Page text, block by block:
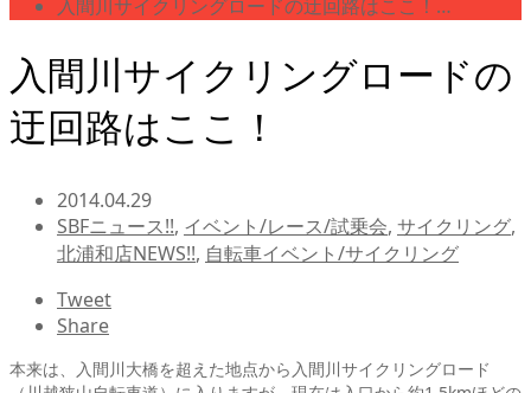
入間川サイクリングロードの迂回路はここ！…
入間川サイクリングロードの
迂回路はここ！
2014.04.29
SBFニュース!!, イベント/レース/試乗会, サイクリング,
北浦和店NEWS!!, 自転車イベント/サイクリング
Tweet
Share
本来は、入間川大橋を超えた地点から入間川サイクリングロード